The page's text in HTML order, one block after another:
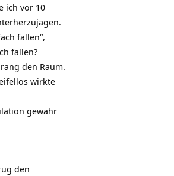
ich vor 10
fallen“,
fallen?
den Raum.
wirkte
gewahr
den